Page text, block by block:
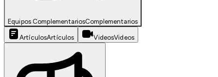
Equipos ComplementariosComplementarios
ArtículosArtículos VideosVideos